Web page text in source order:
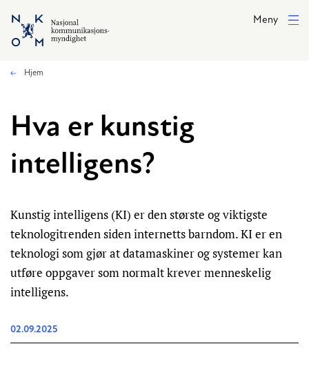
Hopp til hovedinnhold
Meny
Hjem
Hva er kunstig
intelligens?
Kunstig intelligens (KI) er den største og viktigste
teknologitrenden siden internetts barndom. KI er en
teknologi som gjør at datamaskiner og systemer kan
utføre oppgaver som normalt krever menneskelig
intelligens.
02.09.2025